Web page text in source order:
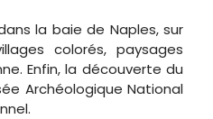
la baie de Naples, sur
colorés, paysages
Enfin, la découverte du
Archéologique National